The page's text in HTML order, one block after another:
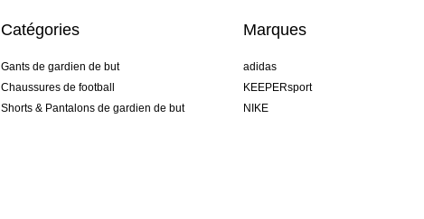
Catégories
Gants de gardien de but
Chaussures de football
Shorts & Pantalons de gardien de but
Marques
adidas
KEEPERsport
NIKE